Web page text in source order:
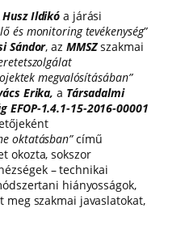
Husz Ildikó a járási
és monitoring tevékenység”
Sándor, az MMSZszakmai
megvalósításában”
Erika, a Társadalmi
EFOP-1.4.1-15-2016-00001
oktatásban”című
okozta, sokszor
– technikai
hiányosságok,
meg szakmai javaslatokat,